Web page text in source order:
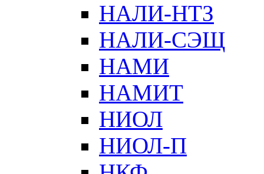
НАЛИ-НТЗ
НАЛИ-СЭЩ
НАМИ
НАМИТ
НИОЛ
НИОЛ-П